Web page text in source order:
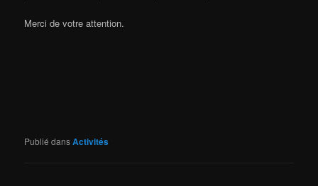
Merci de votre attention.
Publié dansActivités